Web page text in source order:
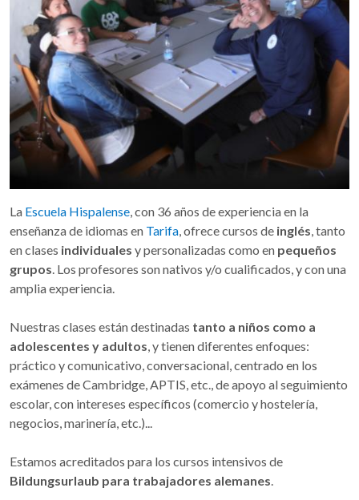
La Escuela Hispalense, con 36 años de experiencia en la
enseñanza de idiomas en Tarifa, ofrece cursos de inglés, tanto
en clases individuales y personalizadas como en pequeños
grupos. Los profesores son nativos y/o cualificados, y con una
amplia experiencia.
Nuestras clases están destinadas tanto a niños como a
adolescentes y adultos, y tienen diferentes enfoques:
práctico y comunicativo, conversacional, centrado en los
exámenes de Cambridge, APTIS, etc., de apoyo al seguimiento
escolar, con intereses específicos (comercio y hostelería,
negocios, marinería, etc.)...
Estamos acreditados para los cursos intensivos de
Bildungsurlaub para trabajadores alemanes.